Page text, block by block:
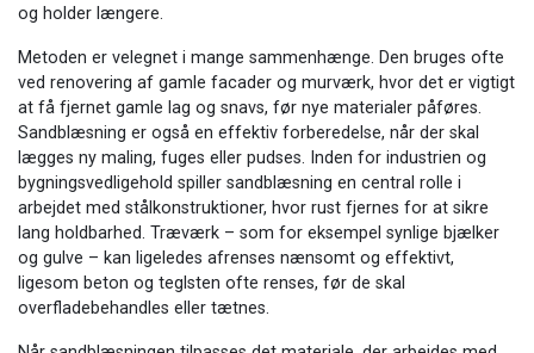
og holder længere.
Metoden er velegnet i mange sammenhænge. Den bruges ofte
ved renovering af gamle facader og murværk, hvor det er vigtigt
at få fjernet gamle lag og snavs, før nye materialer påføres.
Sandblæsning er også en effektiv forberedelse, når der skal
lægges ny maling, fuges eller pudses. Inden for industrien og
bygningsvedligehold spiller sandblæsning en central rolle i
arbejdet med stålkonstruktioner, hvor rust fjernes for at sikre
lang holdbarhed. Træværk – som for eksempel synlige bjælker
og gulve – kan ligeledes afrenses nænsomt og effektivt,
ligesom beton og teglsten ofte renses, før de skal
overfladebehandles eller tætnes.